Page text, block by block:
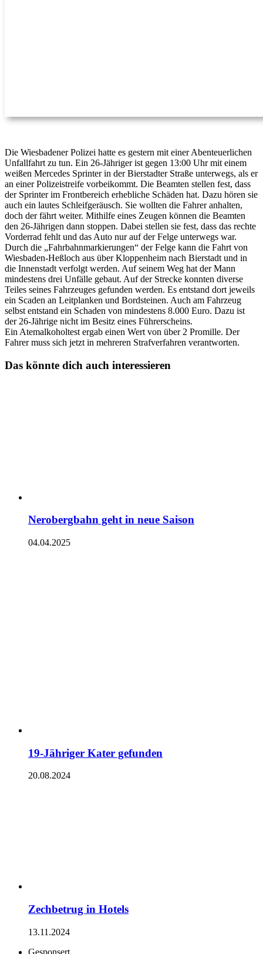
Die Wiesbadener Polizei hatte es gestern mit einer Abenteuerlichen
Unfallfahrt zu tun. Ein 26-Jähriger ist gegen 13:00 Uhr mit einem
weißen Mercedes Sprinter in der Bierstadter Straße unterwegs, als er
an einer Polizeistreife vorbeikommt. Die Beamten stellen fest, dass
der Sprinter im Frontbereich erhebliche Schäden hat. Dazu hören sie
auch ein lautes Schleifgeräusch. Sie wollten die Fahrer anhalten,
doch der fährt weiter. Mithilfe eines Zeugen können die Beamten
den 26-Jährigen dann stoppen. Dabei stellen sie fest, dass das rechte
Vorderrad fehlt und das Auto nur auf der Felge unterwegs war.
Durch die „Fahrbahnmarkierungen“ der Felge kann die Fahrt von
Wiesbaden-Heßloch aus über Kloppenheim nach Bierstadt und in
die Innenstadt verfolgt werden. Auf seinem Weg hat der Mann
mindestens drei Unfälle gebaut. Auf der Strecke konnten diverse
Teiles seines Fahrzeuges gefunden werden. Es entstand dort jeweils
ein Scaden an Leitplanken und Bordsteinen. Auch am Fahrzeug
selbst entstand ein Schaden von mindestens 8.000 Euro. Dazu ist
der 26-Jährige nicht im Besitz eines Führerscheins.
Ein Atemalkoholtest ergab einen Wert von über 2 Promille. Der
Fahrer muss sich jetzt in mehreren Strafverfahren verantworten.
Das könnte dich auch interessieren
Nerobergbahn geht in neue Saison
04.04.2025
19-Jähriger Kater gefunden
20.08.2024
Zechbetrug in Hotels
13.11.2024
Gesponsert